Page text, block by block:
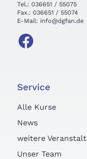
Tel.: 036651 / 55075
Fax.: 036651 / 55074
E-Mail: info@dgfan.de
Service
Alle Kurse
News
weitere
Unser Team